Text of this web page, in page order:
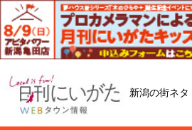
新潟の街ネタ